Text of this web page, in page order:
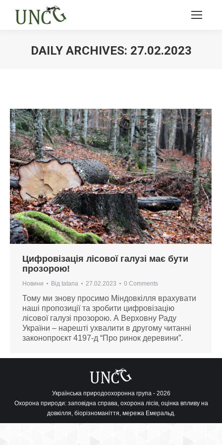
DAILY ARCHIVES: 27.02.2023
Цифровізація лісової галузі має бути
прозорою!
Новини Від tatana 27.02.2023 0 Comments
Тому ми знову просимо Міндовкілля врахувати
наші пропозиції та зробити цифровізацію
лісової галузі прозорою. А Верховну Раду
України – нарешті ухвалити в другому читанні
законопроєкт 4197-д “Про ринок деревини”.
Українська природоохоронна група - 2026
Охорона природи: заповідна справа, охорона лісів, оцінка впливу на
довкілля, біорізноманіття, мережа Емеральд.